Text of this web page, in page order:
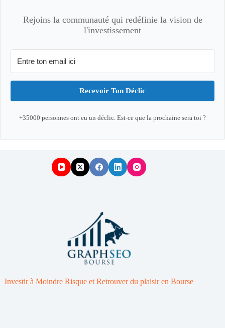
Rejoins la communauté qui redéfinie la vision de
l'investissement
Recevoir Ton Déclic
+35000 personnes ont eu un déclic. Est-ce que la prochaine sera toi ?
Investir à Moindre Risque et Retrouver du plaisir en Bourse